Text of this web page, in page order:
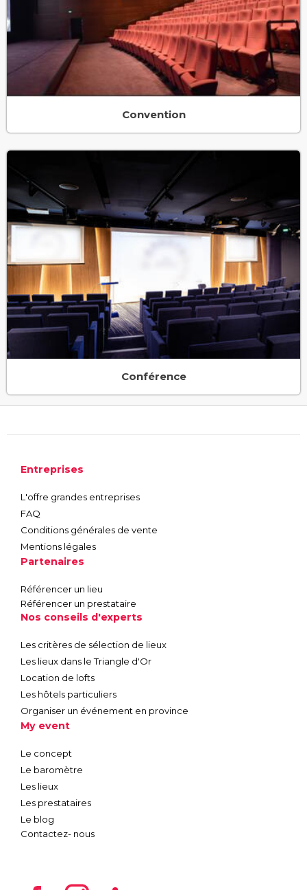
Convention
Conférence
Entreprises
L'offre grandes entreprises
FAQ
Conditions générales de vente
Mentions légales
Partenaires
Référencer un lieu
Référencer un prestataire
Nos conseils d'experts
Les critères de sélection de lieux
Les lieux dans le Triangle d'Or
Location de lofts
Les hôtels particuliers
Organiser un événement en province
My event
Le concept
Le baromètre
Les lieux
Les prestataires
Le blog
Contactez- nous